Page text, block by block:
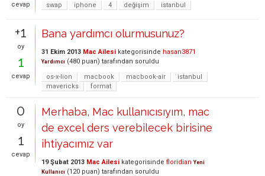
cevap
swap
iphone 4 değişim istanbul
+1
oy
1
cevap
Bana yardımcı olurmusunuz?
31 Ekim 2013 Mac Ailesi kategorisinde hasan3871
Yardımcı (480 puan) tarafından soruldu
os-x-lion
macbook macbook-air
istanbul
mavericks
format
0
oy
1
cevap
Merhaba, Mac kullanıcısıyım, mac
de excel ders verebilecek birisine
ihtiyacımız var
19 Şubat 2013 Mac Ailesi kategorisinde floridian Yeni
Kullanıcı (120 puan) tarafından soruldu